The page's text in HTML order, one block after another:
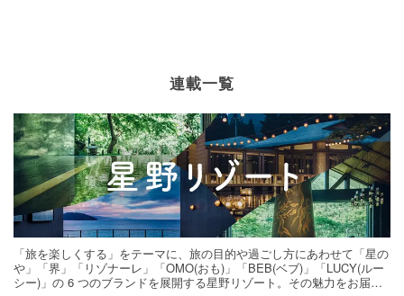
連載一覧
「旅を楽しくする」をテーマに、旅の目的や過ごし方にあわせて「星の
や」「界」「リゾナーレ」「OMO(おも)」「BEB(ベブ)」「LUCY(ルー
シー)」の 6 つのブランドを展開する星野リゾート。その魅力をお届け